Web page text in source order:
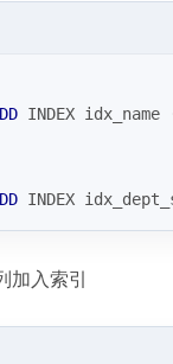
INDEX idx_name
INDEX
加入索引